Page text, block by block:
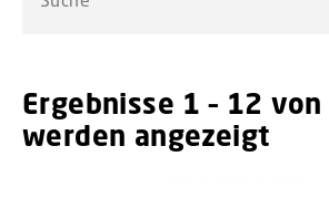
Ergebnisse 1 – 12
werden angezeigt